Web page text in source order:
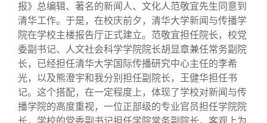
报》总编辑、著名的新闻人、文化人范敬宜先生同意到
清华工作。于是，在校庆前夕，清华大学新闻与传播学
院在学校主楼报告厅正式建立。范敬宜担任院长，校党
委副书记、人文社会科学学院院长胡显章兼任常务副院
长，已经担任清华大学国际传播研究中心主任的李希
光，以及熊澄宇和我分别担任副院长，王健华担任书
记。这个搭配，在一定程度上，体现了学校对新闻与传
播学院的高度重视，一位正部级的专业官员担任学院院
长，学校的党委副书记担任学院常务副院长，客观上为